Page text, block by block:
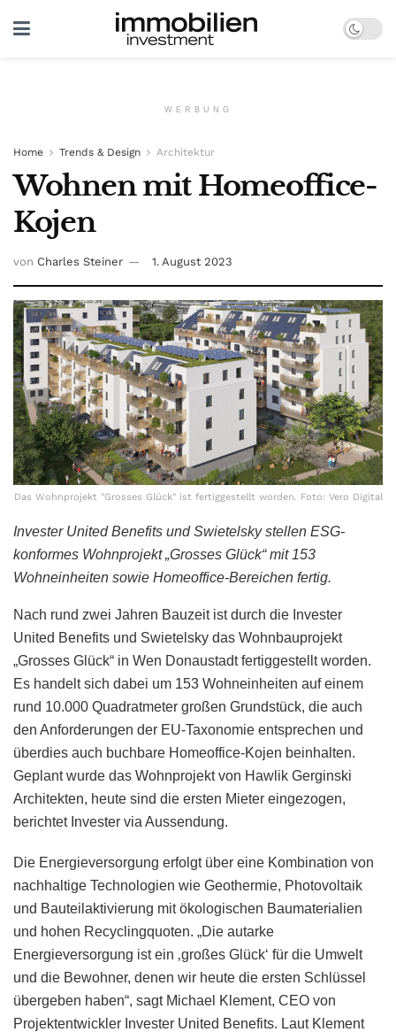
WERBUNG
Home Trends & Design Architektur
Wohnen mit Homeoffice-
Kojen
von Charles Steiner 1. August 2023
Das Wohnprojekt "Grosses Glück" ist fertiggestellt worden. Foto: Vero Digital
Invester United Benefits und Swietelsky stellen ESG-
konformes Wohnprojekt „Grosses Glück“ mit 153
Wohneinheiten sowie Homeoffice-Bereichen fertig.
Nach rund zwei Jahren Bauzeit ist durch die Invester
United Benefits und Swietelsky das Wohnbauprojekt
„Grosses Glück“ in Wen Donaustadt fertiggestellt worden.
Es handelt sich dabei um 153 Wohneinheiten auf einem
rund 10.000 Quadratmeter großen Grundstück, die auch
den Anforderungen der EU-Taxonomie entsprechen und
überdies auch buchbare Homeoffice-Kojen beinhalten.
Geplant wurde das Wohnprojekt von Hawlik Gerginski
Architekten, heute sind die ersten Mieter eingezogen,
berichtet Invester via Aussendung.
Die Energieversorgung erfolgt über eine Kombination von
nachhaltige Technologien wie Geothermie, Photovoltaik
und Bauteilaktivierung mit ökologischen Baumaterialien
und hohen Recyclingquoten. „Die autarke
Energieversorgung ist ein ‚großes Glück‘ für die Umwelt
und die Bewohner, denen wir heute die ersten Schlüssel
übergeben haben“, sagt Michael Klement, CEO von
Projektentwickler Invester United Benefits. Laut Klement